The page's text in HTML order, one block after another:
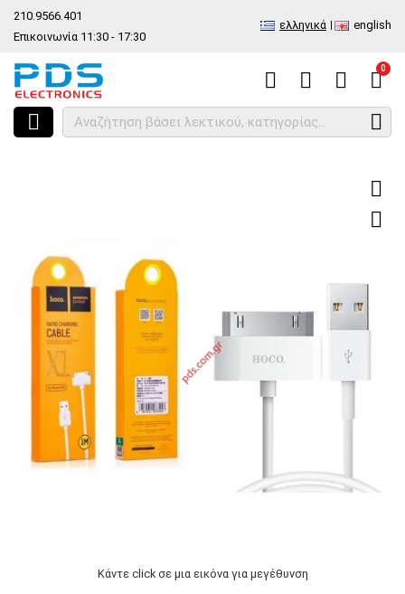
210.9566.401
Επικοινωνία 11:30 - 17:30
ελληνικά english
0
HOME Καλώδιο φόρτισης iphone 3G/4G 30 Pin Hoco X1 White Rapid
Κάντε click σε μια εικόνα για μεγέθυνση